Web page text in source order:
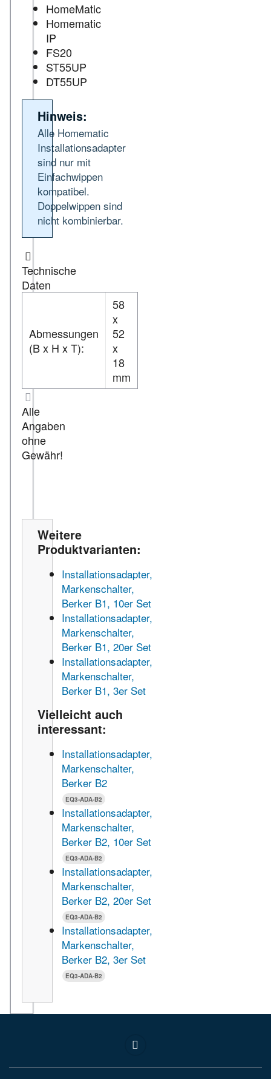
HomeMatic
Homematic
IP
FS20
ST55UP
DT55UP
Hinweis:
Alle Homematic
Installationsadapter
sind nur mit
Einfachwippen
kompatibel.
Doppelwippen sind
nicht kombinierbar.
Technische
Daten
Abmessungen
(B x H x T):
58
x
52
x
18
mm
Alle
Angaben
ohne
Gewähr!
Weitere
Produktvarianten:
Installationsadapter,
Markenschalter,
Berker B1, 10er Set
Installationsadapter,
Markenschalter,
Berker B1, 20er Set
Installationsadapter,
Markenschalter,
Berker B1, 3er Set
Vielleicht auch
interessant:
Installationsadapter,
Markenschalter,
Berker B2
EQ3-ADA-B2
Installationsadapter,
Markenschalter,
Berker B2, 10er Set
EQ3-ADA-B2
Installationsadapter,
Markenschalter,
Berker B2, 20er Set
EQ3-ADA-B2
Installationsadapter,
Markenschalter,
Berker B2, 3er Set
EQ3-ADA-B2